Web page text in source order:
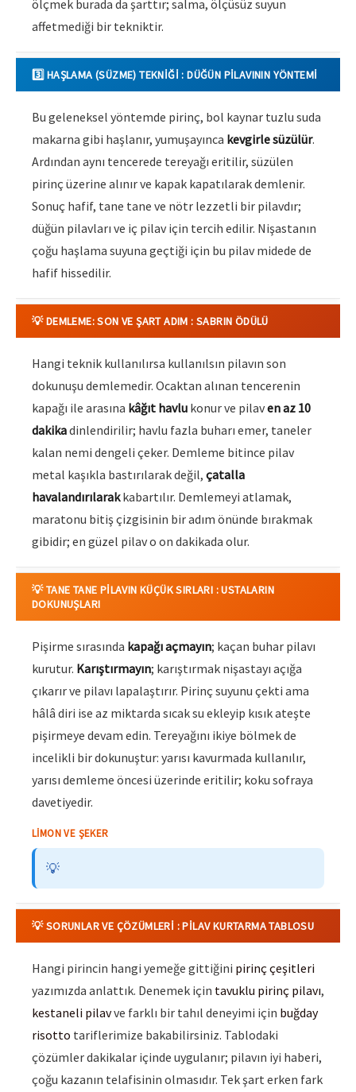
ölçmek burada da şarttır; salma, ölçüsüz suyun
affetmediği bir tekniktir.
3️⃣ HAŞLAMA (SÜZME) TEKNIĞI : DÜĞÜN PILAVININ YÖNTEMI
Bu geleneksel yöntemde pirinç, bol kaynar tuzlu suda
makarna gibi haşlanır, yumuşayınca kevgirle süzülür.
Ardından aynı tencerede tereyağı eritilir, süzülen
pirinç üzerine alınır ve kapak kapatılarak demlenir.
Sonuç hafif, tane tane ve nötr lezzetli bir pilavdır;
düğün pilavları ve iç pilav için tercih edilir. Nişastanın
çoğu haşlama suyuna geçtiği için bu pilav midede de
hafif hissedilir.
💡 DEMLEME: SON VE ŞART ADIM : SABRIN ÖDÜLÜ
Hangi teknik kullanılırsa kullanılsın pilavın son
dokunuşu demlemedir. Ocaktan alınan tencerenin
kapağı ile arasına kâğıt havlu konur ve pilaven az 10
dakikadinlendirilir; havlu fazla buharı emer, taneler
kalan nemi dengeli çeker. Demleme bitince pilav
metal kaşıkla bastırılarak değil, çatalla
havalandırılarakkabartılır. Demlemeyi atlamak,
maratonu bitiş çizgisinin bir adım önünde bırakmak
gibidir; en güzel pilav o on dakikada olur.
💡 TANE TANE PILAVIN KÜÇÜK SIRLARI : USTALARIN
DOKUNUŞLARI
Pişirme sırasında kapağı açmayın; kaçan buhar pilavı
kurutur. Karıştırmayın; karıştırmak nişastayı açığa
çıkarır ve pilavı lapalaştırır. Pirinç suyunu çekti ama
hâlâ diri ise az miktarda sıcak su ekleyip kısık ateşte
pişirmeye devam edin. Tereyağını ikiye bölmek de
incelikli bir dokunuştur: yarısı kavurmada kullanılır,
yarısı demleme öncesi üzerinde eritilir; koku sofraya
davetiyedir.
LIMON VE ŞEKER
💡
💡 SORUNLAR VE ÇÖZÜMLERI : PILAV KURTARMA TABLOSU
Hangi pirincin hangi yemeğe gittiğini pirinç çeşitleri
yazımızda anlattık. Denemek için tavuklu pirinç pilavı,
kestaneli pilavve farklı bir tahıl deneyimi için buğday
risotto tariflerimize bakabilirsiniz. Tablodaki
çözümler dakikalar içinde uygulanır; pilavın iyi haberi,
çoğu kazanın telafisinin olmasıdır. Tek şart erken fark